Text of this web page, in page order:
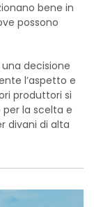
bene in
possono
decisione
l’aspetto e
produttori si
la scelta e
divani di alta